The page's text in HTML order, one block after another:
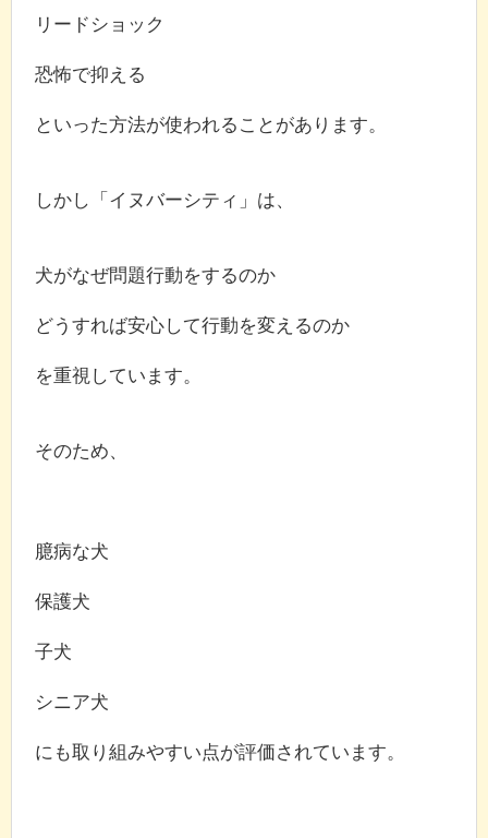
リードショック
恐怖で抑える
といった方法が使われることがあります。
しかし「イヌバーシティ」は、
犬がなぜ問題行動をするのか
どうすれば安心して行動を変えるのか
を重視しています。
そのため、
臆病な犬
保護犬
子犬
シニア犬
にも取り組みやすい点が評価されています。